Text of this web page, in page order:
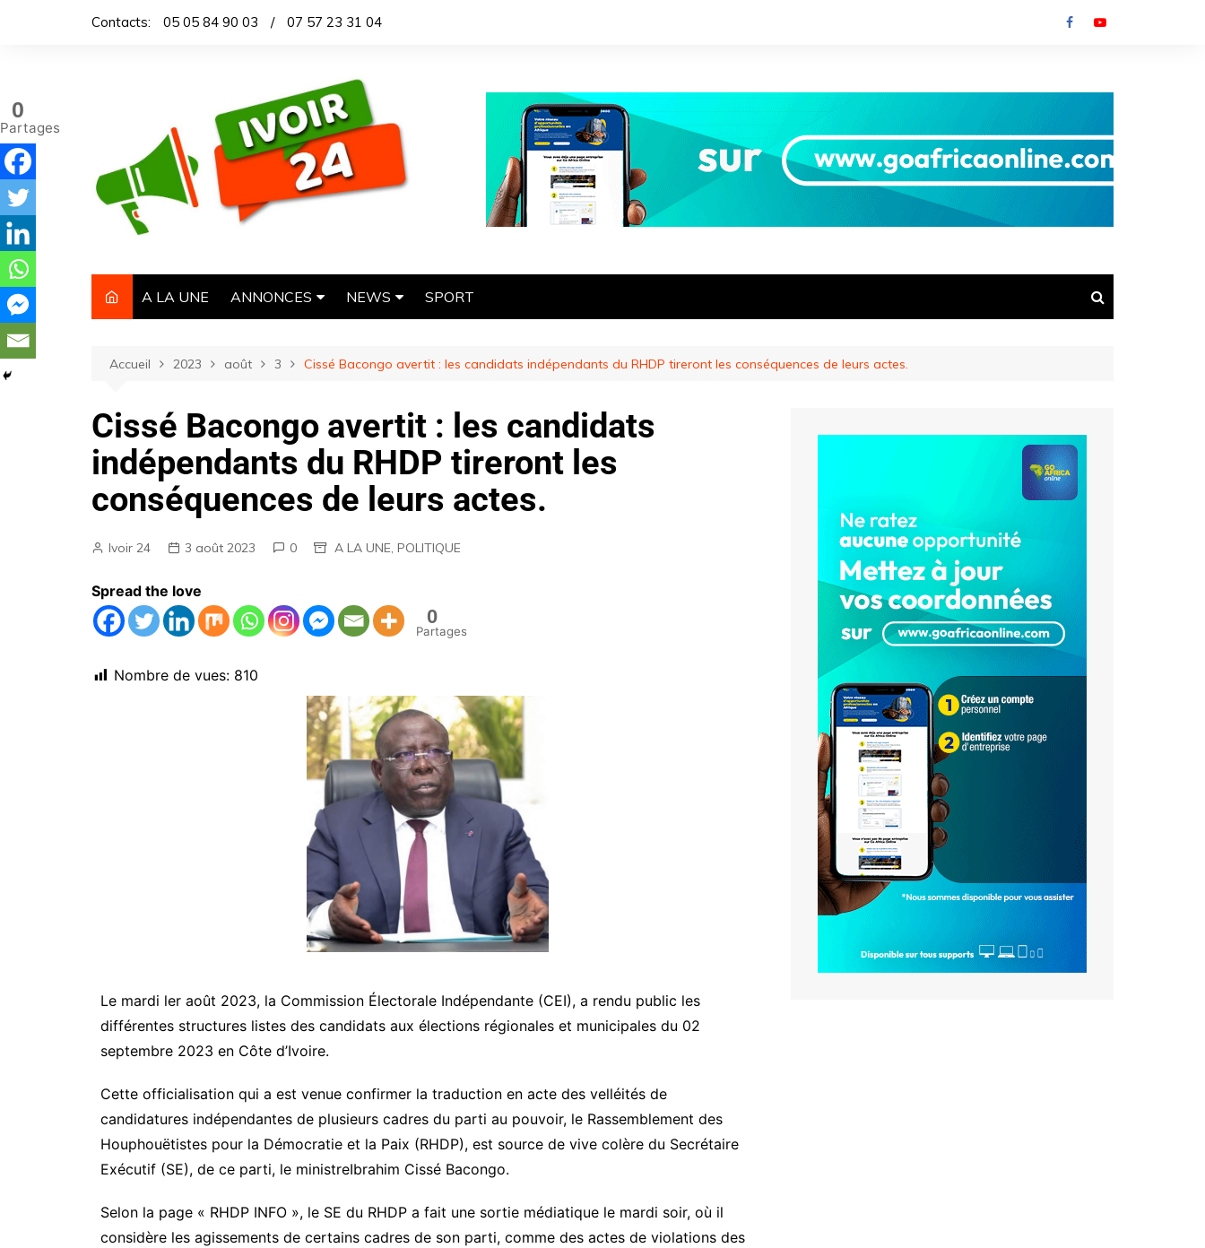
Contacts: 05 05 84 90 03 / 07 57 23 31 04
A LA UNE ANNONCES
AUTOMOBILE
AGENDA
EMPLOIS
MARCHES PUBLICS
NEWS
DEPECHE
ECONOMIE
POLITIQUE
SPORT
Accueil 2023 août 3 Cissé Bacongo avertit : les candidats indépendants du RHDP tireront les conséquences de leurs actes.
Cissé Bacongo avertit : les candidats
indépendants du RHDP tireront les
conséquences de leurs actes.
Ivoir 24 3 août 2023 0 A LA UNE, POLITIQUE
Spread the love
0
Partages
Nombre de vues: 810
Le mardi ler août 2023, la Commission Électorale Indépendante (CEI), a rendu public les
différentes structures listes des candidats aux élections régionales et municipales du 02
septembre 2023 en Côte d’Ivoire.
Cette officialisation qui a est venue confirmer la traduction en acte des velléités de
candidatures indépendantes de plusieurs cadres du parti au pouvoir, le Rassemblement des
Houphouëtistes pour la Démocratie et la Paix (RHDP), est source de vive colère du Secrétaire
Exécutif (SE), de ce parti, le ministreIbrahim Cissé Bacongo.
Selon la page « RHDP INFO », le SE du RHDP a fait une sortie médiatique le mardi soir, où il
considère les agissements de certains cadres de son parti, comme des actes de violations des
0
Partages